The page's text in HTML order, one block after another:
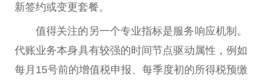
新签约或变更套餐。
值得关注的另一个专业指标是服务响应机制。
代账业务本身具有较强的时间节点驱动属性，例如
每月15号前的增值税申报、每季度初的所得税预缴